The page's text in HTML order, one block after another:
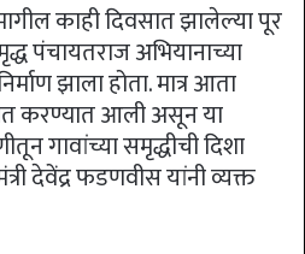
काही दिवसात झालेल्या पूर
पंचायतराज अभियानाच्या
झाला होता. मात्र आता
करण्यात आली असून या
गावांच्या समृद्धीची दिशा
देवेंद्र फडणवीस यांनी व्यक्त